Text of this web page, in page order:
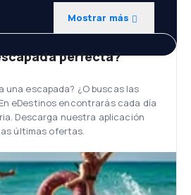
Mostrar más
perfecta?
una escapada? ¿O buscas las
eDestinos encontrarás cada día
Descarga nuestra aplicación
últimas ofertas.